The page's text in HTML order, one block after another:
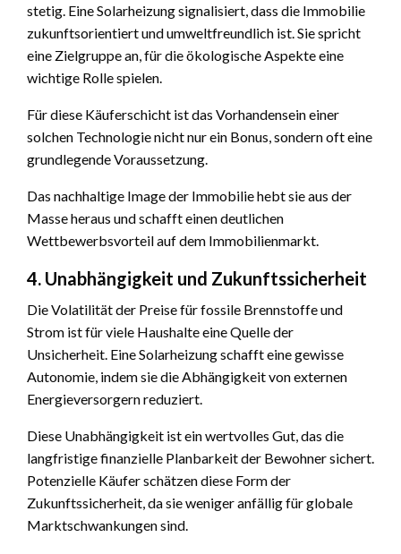
stetig. Eine Solarheizung signalisiert, dass die Immobilie
zukunftsorientiert und umweltfreundlich ist. Sie spricht
eine Zielgruppe an, für die ökologische Aspekte eine
wichtige Rolle spielen.
Für diese Käuferschicht ist das Vorhandensein einer
solchen Technologie nicht nur ein Bonus, sondern oft eine
grundlegende Voraussetzung.
Das nachhaltige Image der Immobilie hebt sie aus der
Masse heraus und schafft einen deutlichen
Wettbewerbsvorteil auf dem Immobilienmarkt.
4. Unabhängigkeit und Zukunftssicherheit
Die Volatilität der Preise für fossile Brennstoffe und
Strom ist für viele Haushalte eine Quelle der
Unsicherheit. Eine Solarheizung schafft eine gewisse
Autonomie, indem sie die Abhängigkeit von externen
Energieversorgern reduziert.
Diese Unabhängigkeit ist ein wertvolles Gut, das die
langfristige finanzielle Planbarkeit der Bewohner sichert.
Potenzielle Käufer schätzen diese Form der
Zukunftssicherheit, da sie weniger anfällig für globale
Marktschwankungen sind.